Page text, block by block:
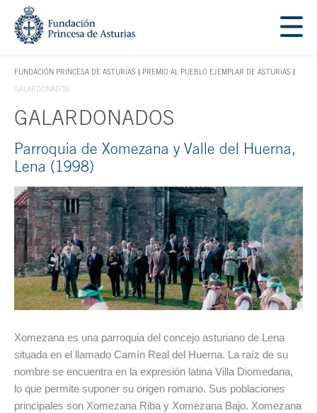
Saltar navegación. Ir directamente al contenido principal
FUNDACIÓN PRINCESA DE ASTURIAS
TECLA DE ACCESO 1
PREMIO AL PUEBLO EJEMPLAR DE ASTURIAS
GALARDONADOS
GALARDONADOS
Contenido principal
Parroquia de Xomezana y Valle del Huerna,
Lena (1998)
Xomezana es una parroquia del concejo asturiano de Lena
situada en el llamado Camín Real del Huerna. La raíz de su
nombre se encuentra en la expresión latina Villa Diomedana,
lo que permite suponer su origen romano. Sus poblaciones
principales son Xomezana Riba y Xomezana Bajo. Xomezana